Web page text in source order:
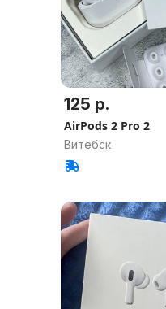
125 р.
AirPods 2 Pro 2
Витебск